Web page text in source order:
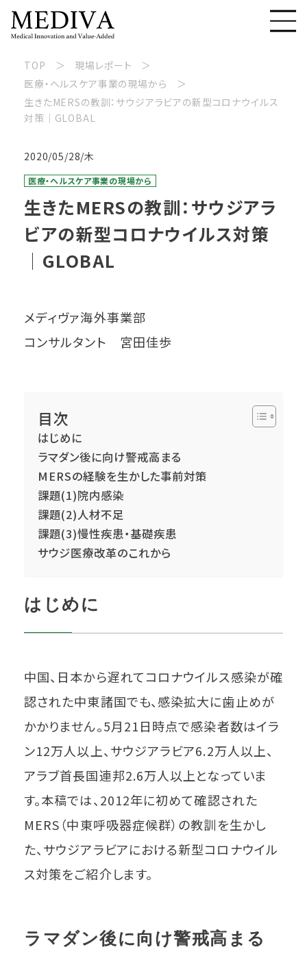
TOP
現場レポート
医療・ヘルスケア事業の現場から
生きたMERSの教訓：サウジアラビアの新型コロナウイルス
対策│GLOBAL
2020/05/28/木
医療・ヘルスケア事業の現場から
生きたMERSの教訓：サウジアラ
ビアの新型コロナウイルス対策
│GLOBAL
メディヴァ海外事業部
コンサルタント 宮田佳歩
目次
はじめに
ラマダン後に向け警戒高まる
MERSの経験を生かした事前対策
課題(1)院内感染
課題(2)人材不足
課題(3)慢性疾患・基礎疾患
サウジ医療改革のこれから
はじめに
中国、日本から遅れてコロナウイルス感染が確
認された中東諸国でも、感染拡大に歯止めが
かかりません。5月21日時点で感染者数はイラ
ン12万人以上、サウジアラビア6.2万人以上、
アラブ首長国連邦2.6万人以上となっていま
す。本稿では、2012年に初めて確認された
MERS（中東呼吸器症候群）の教訓を生かし
た、サウジアラビアにおける新型コロナウイル
ス対策をご紹介します。
ラマダン後に向け警戒高まる